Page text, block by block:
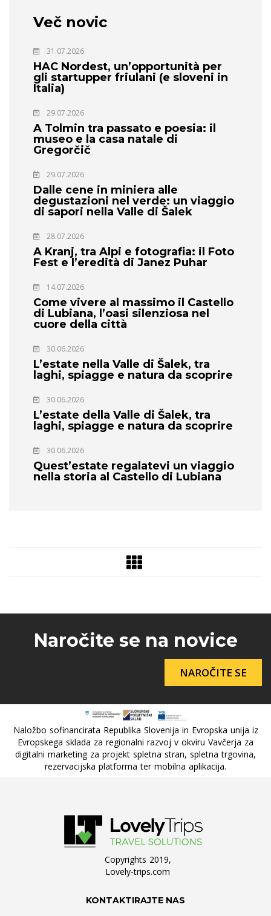
Več novic
31.07.2026
HAC Nordest, un’opportunità per
gli startupper friulani (e sloveni in
Italia)
29.07.2026
A Tolmin tra passato e poesia: il
museo e la casa natale di
Gregorčič
29.07.2026
Dalle cene in miniera alle
degustazioni nel verde: un viaggio
di sapori nella Valle di Šalek
28.07.2026
A Kranj, tra Alpi e fotografia: il Foto
Fest e l’eredità di Janez Puhar
14.07.2026
Come vivere al massimo il Castello
di Lubiana, l’oasi silenziosa nel
cuore della città
30.06.2026
L’estate nella Valle di Šalek, tra
laghi, spiagge e natura da scoprire
30.06.2026
L’estate della Valle di Šalek, tra
laghi, spiagge e natura da scoprire
30.06.2026
Quest’estate regalatevi un viaggio
nella storia al Castello di Lubiana
Naročite se na novice
NAROČITE SE
Naložbo sofinancirata Republika Slovenija in Evropska unija iz
Evropskega sklada za regionalni razvoj v okviru Vavčerja za
digitalni marketing za projekt spletna stran, spletna trgovina,
rezervacijska platforma ter mobilna aplikacija.
Copyrights 2019,
Lovely-trips.com
KONTAKTIRAJTE NAS